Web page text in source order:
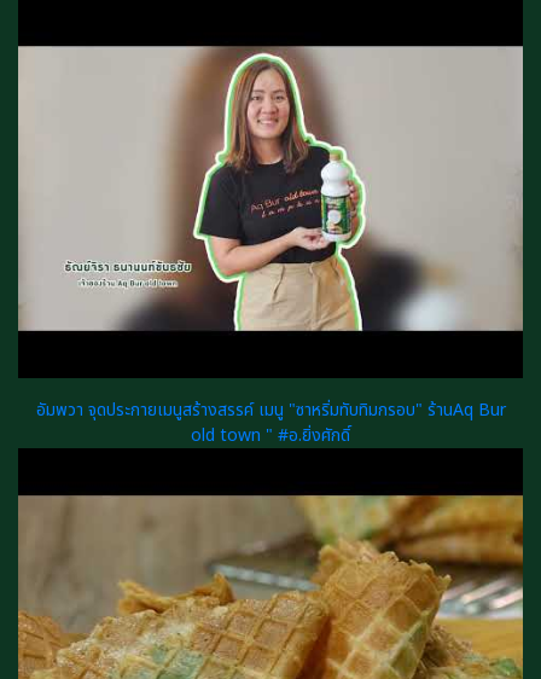
อัมพวา จุดประกายเมนูสร้างสรรค์ เมนู "ซาหริ่มทับทิมกรอบ" ร้านAq Bur
old town " #อ.ยิ่งศักดิ์